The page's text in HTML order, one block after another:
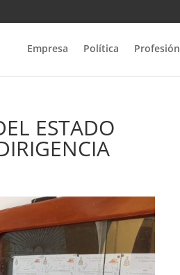
Empresa Política Profesión
ESTADO